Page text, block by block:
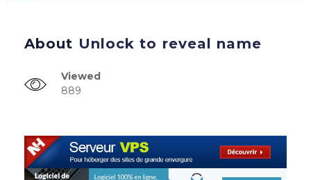
About Unlock to reveal name
Viewed
889